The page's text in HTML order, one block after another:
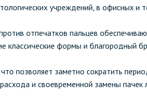
учреждений, в офисных и
отпечатков пальцев
классические формы и благородный
позволяет заметно сократить
и своевременной замены пачек